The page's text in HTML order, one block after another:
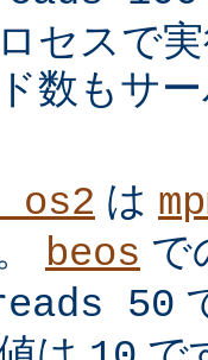
セスで
数もサ
は
beos で
50